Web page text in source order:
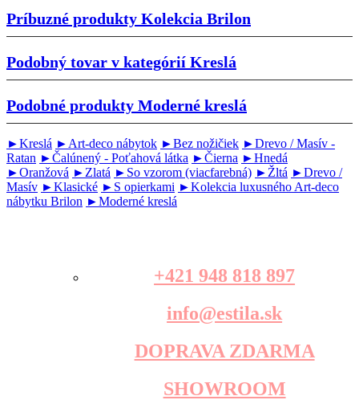
Príbuzné produkty Kolekcia Brilon
Podobný tovar v kategórií Kreslá
Podobné produkty Moderné kreslá
►Kreslá ►Art-deco nábytok ►Bez nožičiek ►Drevo / Masív -
Ratan ►Čalúnený - Poťahová látka ►Čierna ►Hnedá
►Oranžová ►Zlatá ►So vzorom (viacfarebná) ►Žltá ►Drevo /
Masív ►Klasické ►S opierkami ►Kolekcia luxusného Art-deco
nábytku Brilon ►Moderné kreslá
+421 948 818 897
info@estila.sk
DOPRAVA ZDARMA
SHOWROOM